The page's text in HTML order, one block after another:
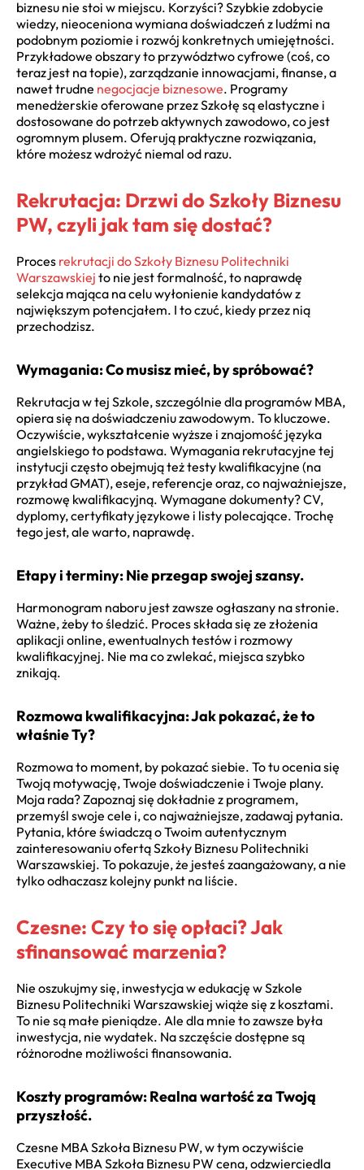
biznesu nie stoi w miejscu. Korzyści? Szybkie zdobycie
wiedzy, nieoceniona wymiana doświadczeń z ludźmi na
podobnym poziomie i rozwój konkretnych umiejętności.
Przykładowe obszary to przywództwo cyfrowe (coś, co
teraz jest na topie), zarządzanie innowacjami, finanse, a
nawet trudne negocjacje biznesowe. Programy
menedżerskie oferowane przez Szkołę są elastyczne i
dostosowane do potrzeb aktywnych zawodowo, co jest
ogromnym plusem. Oferują praktyczne rozwiązania,
które możesz wdrożyć niemal od razu.
Rekrutacja: Drzwi do Szkoły Biznesu
PW, czyli jak tam się dostać?
Proces rekrutacji do Szkoły Biznesu Politechniki
Warszawskiej to nie jest formalność, to naprawdę
selekcja mająca na celu wyłonienie kandydatów z
największym potencjałem. I to czuć, kiedy przez nią
przechodzisz.
Wymagania: Co musisz mieć, by spróbować?
Rekrutacja w tej Szkole, szczególnie dla programów MBA,
opiera się na doświadczeniu zawodowym. To kluczowe.
Oczywiście, wykształcenie wyższe i znajomość języka
angielskiego to podstawa. Wymagania rekrutacyjne tej
instytucji często obejmują też testy kwalifikacyjne (na
przykład GMAT), eseje, referencje oraz, co najważniejsze,
rozmowę kwalifikacyjną. Wymagane dokumenty? CV,
dyplomy, certyfikaty językowe i listy polecające. Trochę
tego jest, ale warto, naprawdę.
Etapy i terminy: Nie przegap swojej szansy.
Harmonogram naboru jest zawsze ogłaszany na stronie.
Ważne, żeby to śledzić. Proces składa się ze złożenia
aplikacji online, ewentualnych testów i rozmowy
kwalifikacyjnej. Nie ma co zwlekać, miejsca szybko
znikają.
Rozmowa kwalifikacyjna: Jak pokazać, że to
właśnie Ty?
Rozmowa to moment, by pokazać siebie. To tu ocenia się
Twoją motywację, Twoje doświadczenie i Twoje plany.
Moja rada? Zapoznaj się dokładnie z programem,
przemyśl swoje cele i, co najważniejsze, zadawaj pytania.
Pytania, które świadczą o Twoim autentycznym
zainteresowaniu ofertą Szkoły Biznesu Politechniki
Warszawskiej. To pokazuje, że jesteś zaangażowany, a nie
tylko odhaczasz kolejny punkt na liście.
Czesne: Czy to się opłaci? Jak
sfinansować marzenia?
Nie oszukujmy się, inwestycja w edukację w Szkole
Biznesu Politechniki Warszawskiej wiąże się z kosztami.
To nie są małe pieniądze. Ale dla mnie to zawsze była
inwestycja, nie wydatek. Na szczęście dostępne są
różnorodne możliwości finansowania.
Koszty programów: Realna wartość za Twoją
przyszłość.
Czesne MBA Szkoła Biznesu PW, w tym oczywiście
Executive MBA Szkoła Biznesu PW cena, odzwierciedla